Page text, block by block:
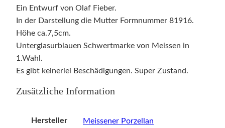
Ein Entwurf von Olaf Fieber.
In der Darstellung die Mutter Formnummer 81916.
Höhe ca.7,5cm.
Unterglasurblauen Schwertmarke von Meissen in
1.Wahl.
Es gibt keinerlei Beschädigungen. Super Zustand.
Zusätzliche Information
Hersteller Meissener Porzellan